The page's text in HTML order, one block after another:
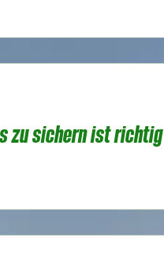
zu sichern ist richtig